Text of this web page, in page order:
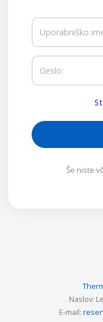
Uporabniško
Geslo:
Še niste
Naslov:
E-mail: